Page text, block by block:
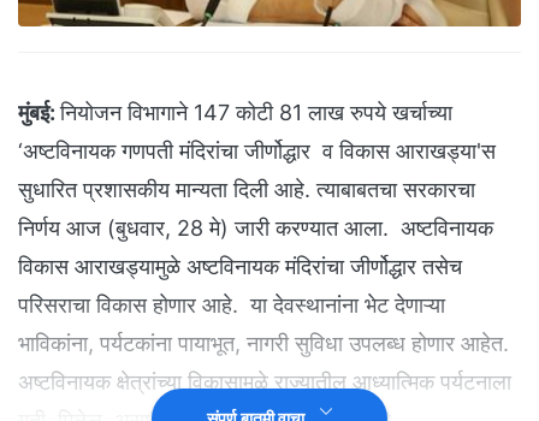
मुंबई: नियोजन विभागाने 147 कोटी 81 लाख रुपये खर्चाच्या
‘अष्टविनायक गणपती मंदिरांचा जीर्णोद्धार व विकास आराखड्या'स
सुधारित प्रशासकीय मान्यता दिली आहे. त्याबाबतचा सरकारचा
निर्णय आज (बुधवार, 28 मे) जारी करण्यात आला. अष्टविनायक
विकास आराखड्यामुळे अष्टविनायक मंदिरांचा जीर्णोद्धार तसेच
परिसराचा विकास होणार आहे. या देवस्थानांना भेट देणाऱ्या
भाविकांना, पर्यटकांना पायाभूत, नागरी सुविधा उपलब्ध होणार आहेत.
अष्टविनायक क्षेत्रांच्या विकासामुळे राज्यातील आध्यात्मिक पर्यटनाला